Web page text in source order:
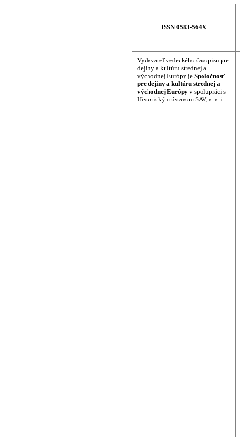
ISSN 0583-564X
Vydavateľ vedeckého časopisu pre
dejiny a kultúru strednej a
východnej Európy je Spoločnosť
pre dejiny a kultúru strednej a
východnej Európy v spolupráci s
Historickým ústavom SAV, v. v. i..